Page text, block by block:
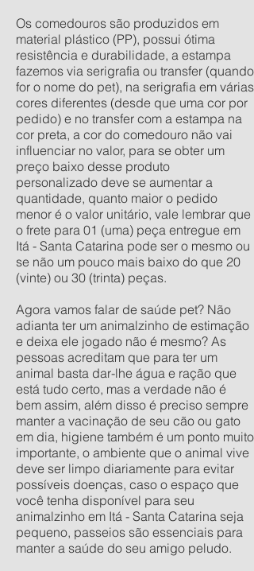
Os comedouros são produzidos em
material plástico (PP), possui ótima
resistência e durabilidade, a estampa
fazemos via serigrafia ou transfer (quando
for o nome do pet), na serigrafia em várias
cores diferentes (desde que uma cor por
pedido) e no transfer com a estampa na
cor preta, a cor do comedouro não vai
influenciar no valor, para se obter um
preço baixo desse produto
personalizado deve se aumentar a
quantidade, quanto maior o pedido
menor é o valor unitário, vale lembrar que
o frete para 01 (uma) peça entregue em
Itá - Santa Catarina pode ser o mesmo ou
se não um pouco mais baixo do que 20
(vinte) ou 30 (trinta) peças.
Agora vamos falar de saúde pet? Não
adianta ter um animalzinho de estimação
e deixa ele jogado não é mesmo? As
pessoas acreditam que para ter um
animal basta dar-lhe água e ração que
está tudo certo, mas a verdade não é
bem assim, além disso é preciso sempre
manter a vacinação de seu cão ou gato
em dia, higiene também é um ponto muito
importante, o ambiente que o animal vive
deve ser limpo diariamente para evitar
possíveis doenças, caso o espaço que
você tenha disponível para seu
animalzinho em Itá - Santa Catarina seja
pequeno, passeios são essenciais para
manter a saúde do seu amigo peludo.